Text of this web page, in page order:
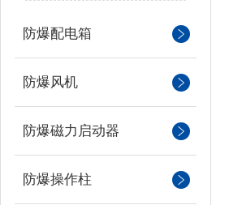
防爆配电箱
防爆风机
防爆磁力启动器
防爆操作柱